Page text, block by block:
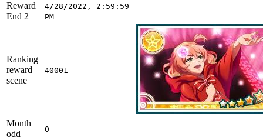
Reward
End 2
4/28/2022, 2:59:59
PM
Ranking
reward
scene
40001
Month
odd
0